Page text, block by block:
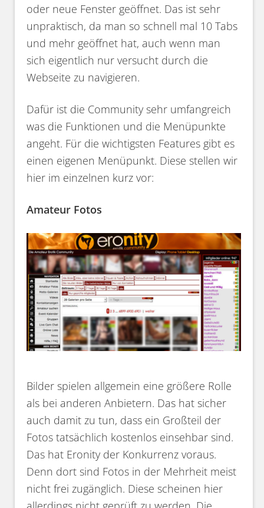
oder neue Fenster geöffnet. Das ist sehr
unpraktisch, da man so schnell mal 10 Tabs
und mehr geöffnet hat, auch wenn man
sich eigentlich nur versucht durch die
Webseite zu navigieren.
Dafür ist die Community sehr umfangreich
was die Funktionen und die Menüpunkte
angeht. Für die wichtigsten Features gibt es
einen eigenen Menüpunkt. Diese stellen wir
hier im einzelnen kurz vor:
Amateur Fotos
Bilder spielen allgemein eine größere Rolle
als bei anderen Anbietern. Das hat sicher
auch damit zu tun, dass ein Großteil der
Fotos tatsächlich kostenlos einsehbar sind.
Das hat Eronity der Konkurrenz voraus.
Denn dort sind Fotos in der Mehrheit meist
nicht frei zugänglich. Diese scheinen hier